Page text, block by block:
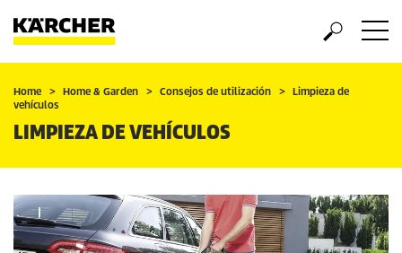
Home Home & Garden Consejos de utilización
Limpieza de
vehículos
LIMPIEZA DE VEHÍCULOS